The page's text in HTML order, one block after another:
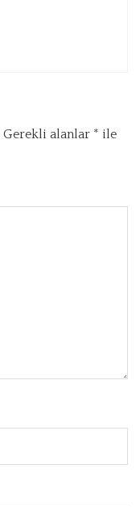
Gerekli alanlar * ile